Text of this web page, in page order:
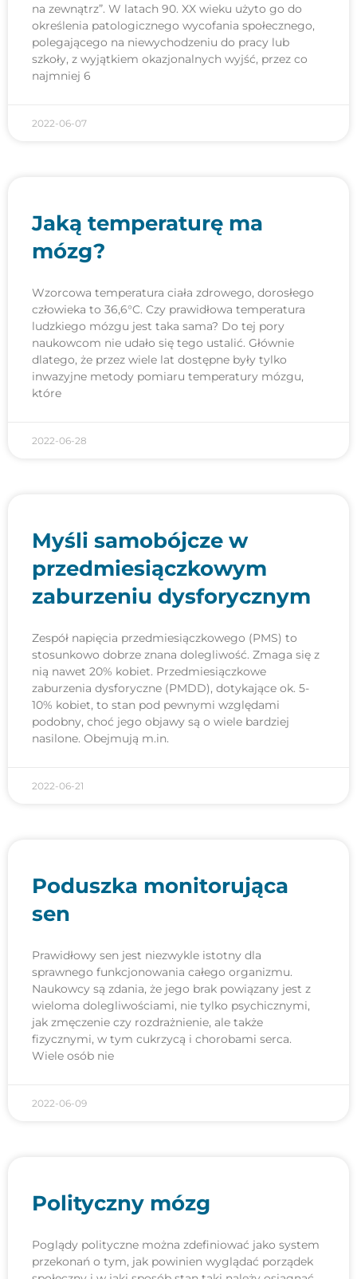
na zewnątrz”. W latach 90. XX wieku użyto go do
określenia patologicznego wycofania społecznego,
polegającego na niewychodzeniu do pracy lub
szkoły, z wyjątkiem okazjonalnych wyjść, przez co
najmniej 6
2022-06-07
Jaką temperaturę ma
mózg?
Wzorcowa temperatura ciała zdrowego, dorosłego
człowieka to 36,6°C. Czy prawidłowa temperatura
ludzkiego mózgu jest taka sama? Do tej pory
naukowcom nie udało się tego ustalić. Głównie
dlatego, że przez wiele lat dostępne były tylko
inwazyjne metody pomiaru temperatury mózgu,
które
2022-06-28
Myśli samobójcze w
przedmiesiączkowym
zaburzeniu dysforycznym
Zespół napięcia przedmiesiączkowego (PMS) to
stosunkowo dobrze znana dolegliwość. Zmaga się z
nią nawet 20% kobiet. Przedmiesiączkowe
zaburzenia dysforyczne (PMDD), dotykające ok. 5-
10% kobiet, to stan pod pewnymi względami
podobny, choć jego objawy są o wiele bardziej
nasilone. Obejmują m.in.
2022-06-21
Poduszka monitorująca
sen
Prawidłowy sen jest niezwykle istotny dla
sprawnego funkcjonowania całego organizmu.
Naukowcy są zdania, że jego brak powiązany jest z
wieloma dolegliwościami, nie tylko psychicznymi,
jak zmęczenie czy rozdrażnienie, ale także
fizycznymi, w tym cukrzycą i chorobami serca.
Wiele osób nie
2022-06-09
Polityczny mózg
Poglądy polityczne można zdefiniować jako system
przekonań o tym, jak powinien wyglądać porządek